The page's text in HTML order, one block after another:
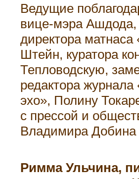
Ведущие
вице-мэра Ашдода,
директора
Штейн, куратора
Тепловодскую,
редактора журнала
эхо», Полину
с прессой и
Владимира
Римма Ульчина,